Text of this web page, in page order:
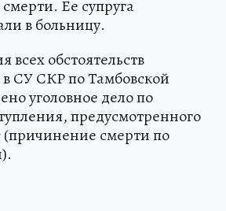
Ее супруга
в больницу.
всех обстоятельств
СУ СКР по Тамбовской
уголовное дело по
предусмотренного
(причинение смерти по